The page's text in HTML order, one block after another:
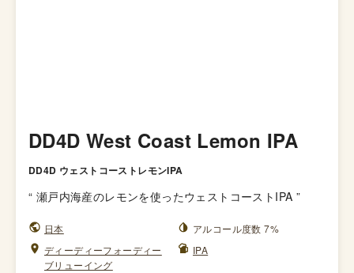
DD4D West Coast Lemon IPA
DD4D ウェストコーストレモンIPA
“ 瀬戸内海産のレモンを使ったウェストコーストIPA ”
日本
アルコール度数 7%
ディーディーフォーディー
ブリューイング
IPA